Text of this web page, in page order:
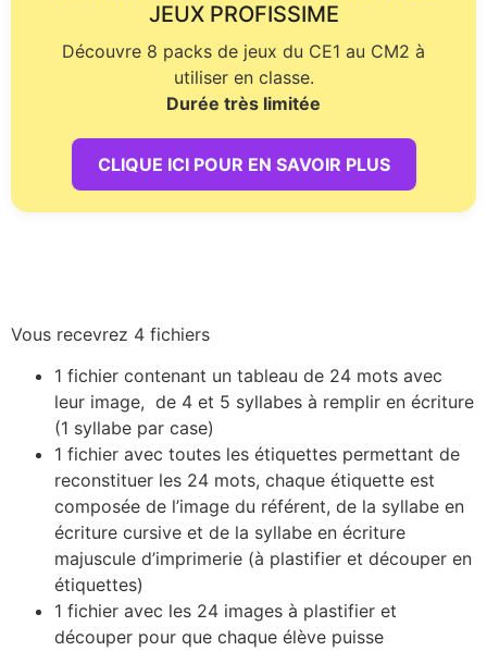
JEUX PROFISSIME
Découvre 8 packs de jeux du CE1 au CM2 à
utiliser en classe.
Durée très limitée
CLIQUE ICI POUR EN SAVOIR PLUS
Vous recevrez 4 fichiers
1 fichier contenant un tableau de 24 mots avec
leur image, de 4 et 5 syllabes à remplir en écriture
(1 syllabe par case)
1 fichier avec toutes les étiquettes permettant de
reconstituer les 24 mots, chaque étiquette est
composée de l’image du référent, de la syllabe en
écriture cursive et de la syllabe en écriture
majuscule d’imprimerie (à plastifier et découper en
étiquettes)
1 fichier avec les 24 images à plastifier et
découper pour que chaque élève puisse